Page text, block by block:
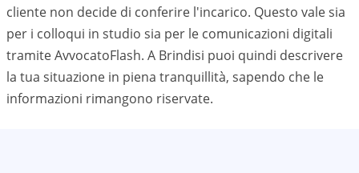
cliente non decide di conferire l'incarico. Questo vale sia
per i colloqui in studio sia per le comunicazioni digitali
tramite AvvocatoFlash. A Brindisi puoi quindi descrivere
la tua situazione in piena tranquillità, sapendo che le
informazioni rimangono riservate.